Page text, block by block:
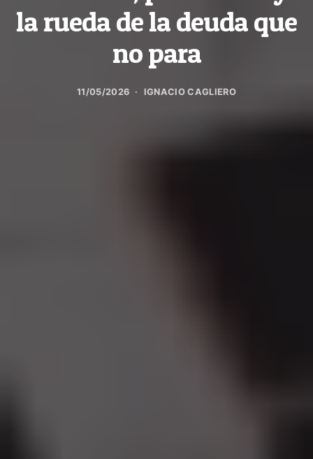
la rueda de la deuda que
no para
11/05/2026 IGNACIO CAGLIERO